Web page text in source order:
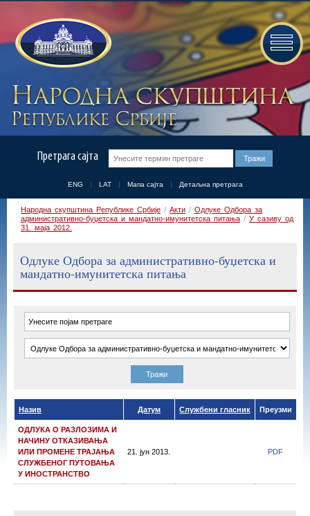
Претрага сајта
ENG LAT Мапа сајта Детаљна претрага
Народна скупштина Републике Србије / Акти / Одлуке Одбора за
административно-буџетска и мандатно-имунитетска питања / У сазиву од
31. маја 2012.
Одлуке Одбора за административно-буџетска и
мандатно-имунитетска питања
Назив Датум Службени гласник Преузми
ОДЛУКА О РАЗЛОЗИМА И
НАЧИНУ ОТКАЗИВАЊА
ИЛИ ПРОМЕНЕ ТРАЈАЊА
СЛУЖБЕНОГ ПУТОВАЊА
У ИНОСТРАНСТВО
21. јун 2013. PDF